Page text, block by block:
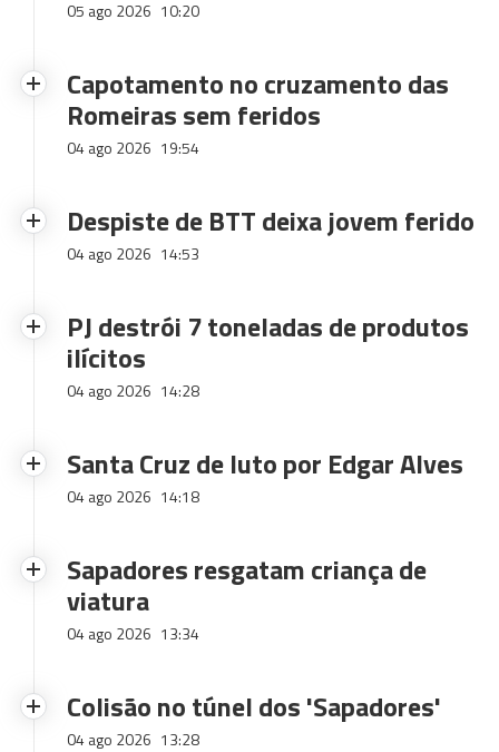
05 ago 2026 10:20
Capotamento no cruzamento das
Romeiras sem feridos
04 ago 2026 19:54
Despiste de BTT deixa jovem ferido
04 ago 2026 14:53
PJ destrói 7 toneladas de produtos
ilícitos
04 ago 2026 14:28
Santa Cruz de luto por Edgar Alves
04 ago 2026 14:18
Sapadores resgatam criança de
viatura
04 ago 2026 13:34
Colisão no túnel dos 'Sapadores'
04 ago 2026 13:28